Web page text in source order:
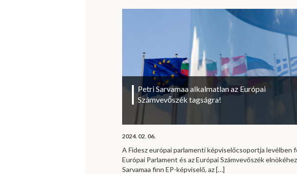
Petri Sarvamaa alkalmatlan az Európai
Számvevőszék tagságra!
2024. 02. 06.
A Fidesz európai parlamenti képviselőcsoportja levélben
Európai Parlament és az Európai Számvevőszék
Sarvamaa finn EP-képviselő, az[…]